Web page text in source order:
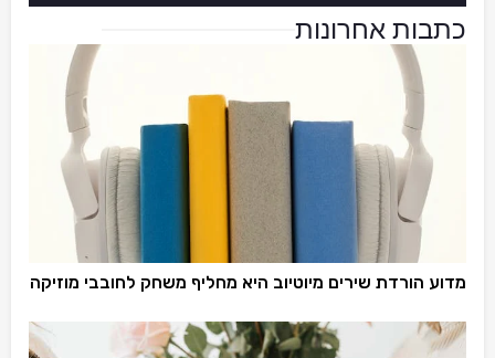
כתבות אחרונות
מדוע הורדת שירים מיוטיוב היא מחליף משחק לחובבי מוזיקה